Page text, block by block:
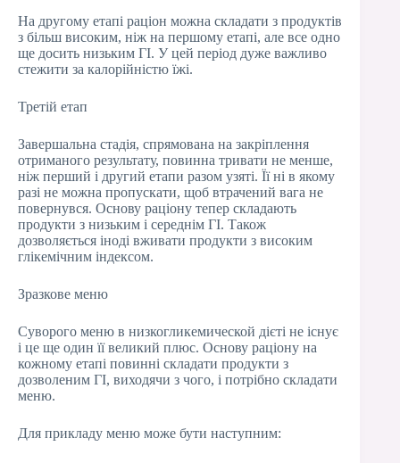
На другому етапі раціон можна складати з продуктів
з більш високим, ніж на першому етапі, але все одно
ще досить низьким ГІ. У цей період дуже важливо
стежити за калорійністю їжі.
Третій етап
Завершальна стадія, спрямована на закріплення
отриманого результату, повинна тривати не менше,
ніж перший і другий етапи разом узяті. Її ні в якому
разі не можна пропускати, щоб втрачений вага не
повернувся. Основу раціону тепер складають
продукти з низьким і середнім ГІ. Також
дозволяється іноді вживати продукти з високим
глікемічним індексом.
Зразкове меню
Суворого меню в низкогликемической дієті не існує
і це ще один її великий плюс. Основу раціону на
кожному етапі повинні складати продукти з
дозволеним ГІ, виходячи з чого, і потрібно складати
меню.
Для прикладу меню може бути наступним: